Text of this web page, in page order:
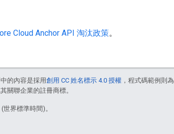
Cloud Anchor API 淘汰政策。
的內容是採用創用 CC 姓名標示 4.0 授權 ，程式碼範例則為
關聯企業的註冊商標。
界標準時間)。